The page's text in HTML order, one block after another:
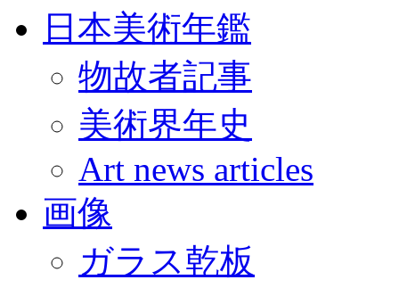
日本美術年鑑
物故者記事
美術界年史
Art news articles
画像
ガラス乾板